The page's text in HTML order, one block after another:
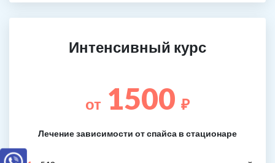
Интенсивный курс
от 1500 ₽
Лечение зависимости от спайса в стационаре